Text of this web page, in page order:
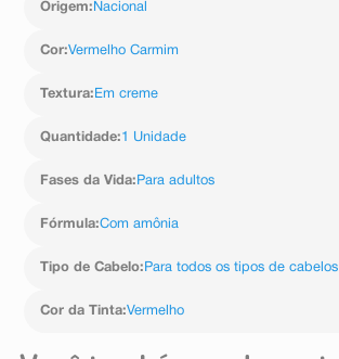
Origem: Nacional
Cor:Vermelho Carmim
Textura: Em creme
Quantidade:1 Unidade
Fases da Vida: Para adultos
Fórmula:Com amônia
Tipo de Cabelo: Para todos os tipos de cabelos
Cor da Tinta:Vermelho